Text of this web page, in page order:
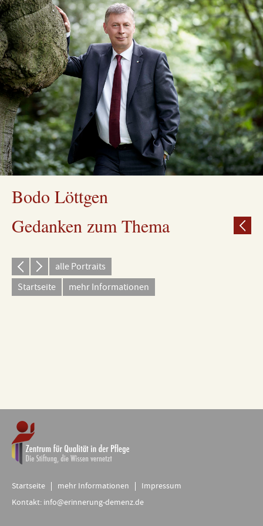
Bodo Löttgen
Gedanken zum Thema
alle Portraits
Startseite
mehr Informationen
Startseite mehr Informationen
Impressum
Kontakt: info@erinnerung-demenz.de